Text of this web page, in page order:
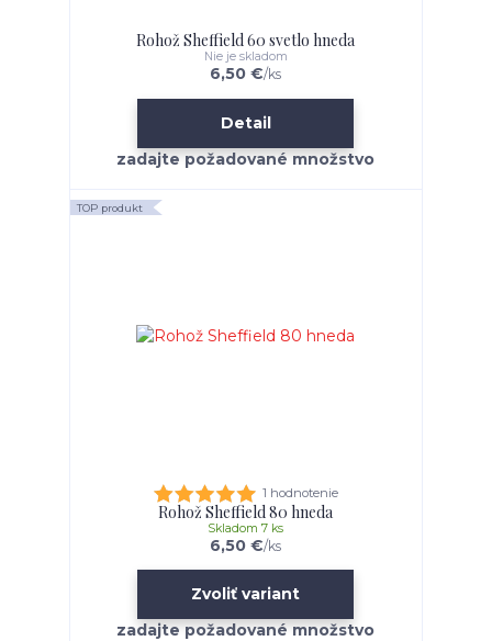
Rohož Sheffield 60 svetlo hneda
6,50 €/ks
Nie je skladom
Detail
TOP produkt
1 hodnotenie
Rohož Sheffield 80 hneda
6,50 €/ks
Skladom 7 ks
Zvoliť variant